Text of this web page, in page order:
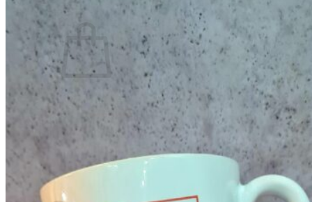
0
No hay productos en el carrito.
Volver a la tienda
Carrito